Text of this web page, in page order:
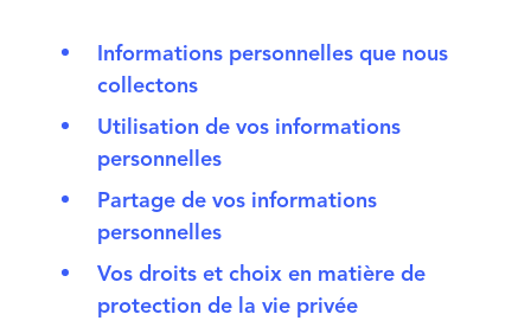
Informations personnelles que nous
collectons
Utilisation de vos informations
personnelles
Partage de vos informations
personnelles
Vos droits et choix en matière de
protection de la vie privée